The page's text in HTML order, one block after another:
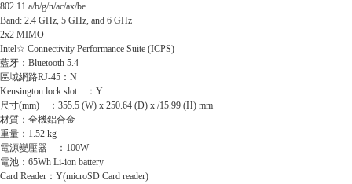
802.11 a/b/g/n/ac/ax/be
Band: 2.4 GHz, 5 GHz, and 6 GHz
2x2 MIMO
Intel☆ Connectivity Performance Suite (ICPS)
藍牙：Bluetooth 5.4
區域網路RJ-45：N
Kensington lock slot ：Y
尺寸(mm) ：355.5 (W) x 250.64 (D) x /15.99 (H) mm
材質：全機鋁合金
重量：1.52 kg
電源變壓器 ：100W
電池：65Wh Li-ion battery
Card Reader：Y(microSD Card reader)